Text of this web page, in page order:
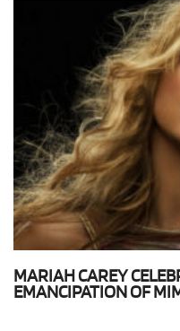
MARIAH CAREY
EMANCIPATION OF